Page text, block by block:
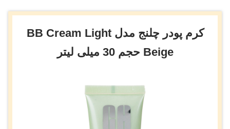
کرم پودر چلنج مدل BB Cream Light
Beige حجم 30 میلی لیتر